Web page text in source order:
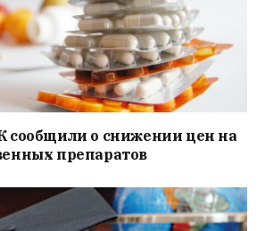
сообщили о снижении цен на
препаратов